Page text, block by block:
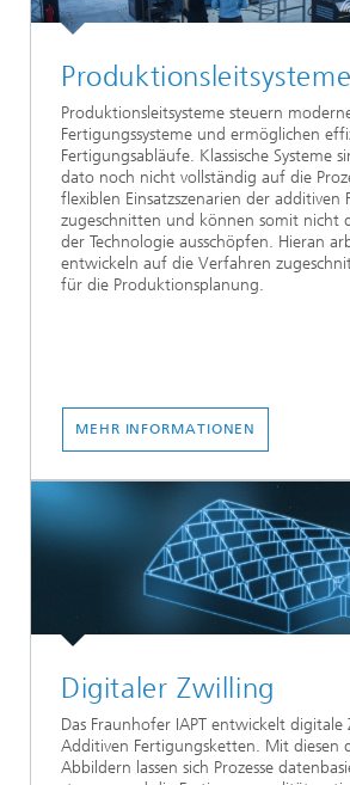
Produktionsleitsysteme
Produktionsleitsysteme steuern
Fertigungssysteme und ermöglichen
Fertigungsabläufe. Klassische Systeme
dato noch nicht vollständig auf die
flexiblen Einsatzszenarien der additiven
zugeschnitten und können somit nicht
der Technologie ausschöpfen. Hieran
entwickeln auf die Verfahren
für die Produktionsplanung.
MEHR INFORMATIONEN
Digitaler Zwilling
Das Fraunhofer IAPT entwickelt
Additiven Fertigungsketten. Mit diesen
Abbildern lassen sich Prozesse